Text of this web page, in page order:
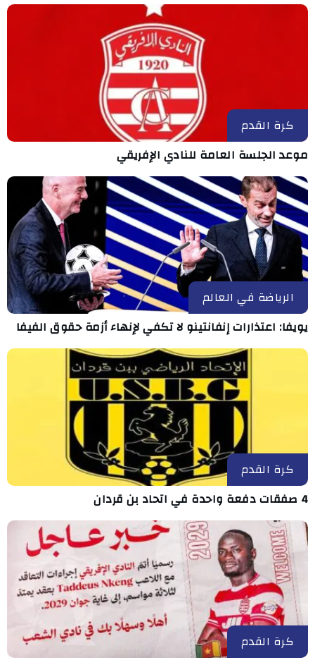
كرة القدم
موعد الجلسة العامة للنادي الإفريقي
الرياضة في العالم
يويفا: اعتذارات إنفانتينو لا تكفي لإنهاء أزمة حقوق الفيفا
كرة القدم
4 صفقات دفعة واحدة في اتحاد بن قردان
كرة القدم